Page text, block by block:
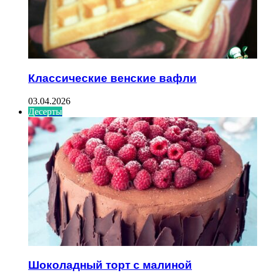
Классические венские вафли
03.04.2026
Десерты
Шоколадный торт с малиной